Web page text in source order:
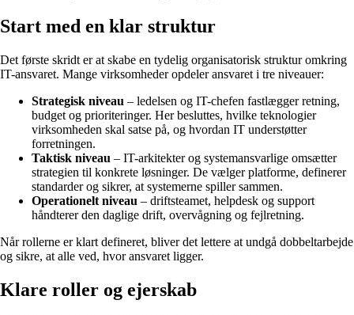
Start med en klar struktur
Det første skridt er at skabe en tydelig organisatorisk struktur omkring
IT-ansvaret. Mange virksomheder opdeler ansvaret i tre niveauer:
Strategisk niveau – ledelsen og IT-chefen fastlægger retning,
budget og prioriteringer. Her besluttes, hvilke teknologier
virksomheden skal satse på, og hvordan IT understøtter
forretningen.
Taktisk niveau – IT-arkitekter og systemansvarlige omsætter
strategien til konkrete løsninger. De vælger platforme, definerer
standarder og sikrer, at systemerne spiller sammen.
Operationelt niveau – driftsteamet, helpdesk og support
håndterer den daglige drift, overvågning og fejlretning.
Når rollerne er klart defineret, bliver det lettere at undgå dobbeltarbejde
og sikre, at alle ved, hvor ansvaret ligger.
Klare roller og ejerskab